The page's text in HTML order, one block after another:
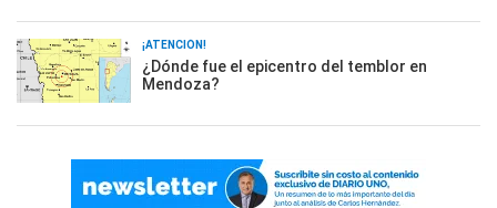
¡ATENCIÓN!
¿Dónde fue el epicentro del temblor en
Mendoza?